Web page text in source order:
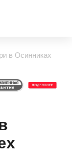
в Осинниках